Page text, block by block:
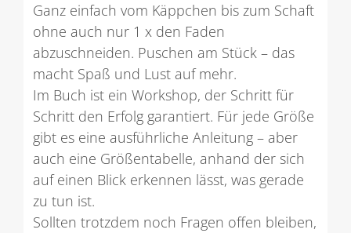
Ganz einfach vom Käppchen bis zum Schaft
ohne auch nur 1 x den Faden
abzuschneiden. Puschen am Stück – das
macht Spaß und Lust auf mehr.
Im Buch ist ein Workshop, der Schritt für
Schritt den Erfolg garantiert. Für jede Größe
gibt es eine ausführliche Anleitung – aber
auch eine Größentabelle, anhand der sich
auf einen Blick erkennen lässt, was gerade
zu tun ist.
Sollten trotzdem noch Fragen offen bleiben,